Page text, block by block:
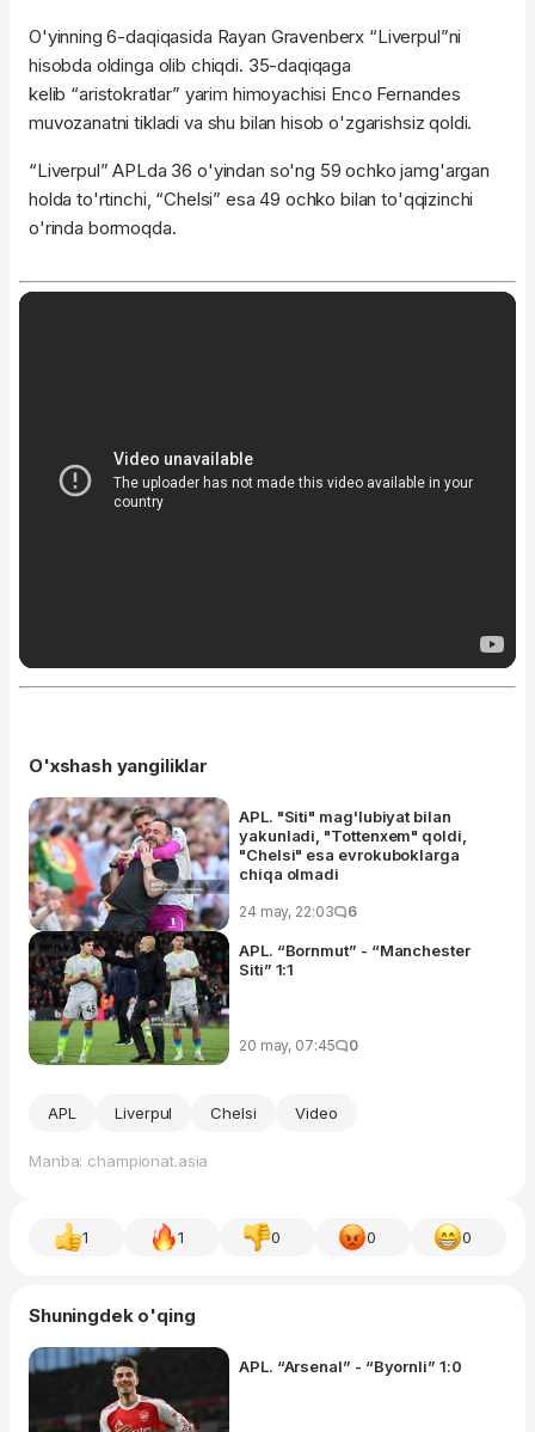
O'yinning 6-daqiqasida Rayan Gravenberx “Liverpul”ni
hisobda oldinga olib chiqdi. 35-daqiqaga
kelib “aristokratlar” yarim himoyachisi Enco Fernandes
muvozanatni tikladi va shu bilan hisob o'zgarishsiz qoldi.
“Liverpul” APLda 36 o'yindan so'ng 59 ochko jamg'argan
holda to'rtinchi, “Chelsi” esa 49 ochko bilan to'qqizinchi
o'rinda bormoqda.
O'xshash yangiliklar
APL. "Siti" mag'lubiyat bilan
yakunladi, "Tottenxem" qoldi,
"Chelsi" esa evrokuboklarga
chiqa olmadi
24 may, 22:03 6
APL. “Bornmut” - “Manchester
Siti” 1:1
20 may, 07:45 0
APL Liverpul Chelsi Video
Manba: championat.asia
1 1 0 0 0
Shuningdek o'qing
APL. “Arsenal” - “Byornli” 1:0